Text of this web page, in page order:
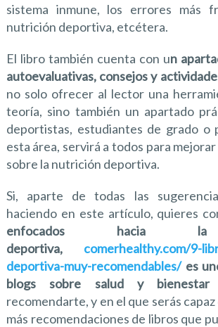
sistema inmune, los errores más
nutrición deportiva, etcétera.
El libro también cuenta con un
autoevaluativas, consejos y
no solo ofrecer al lector una
teoría, sino también un apartado
deportistas, estudiantes de grado o
esta área, servirá a todos para
sobre la nutrición deportiva.
Si, aparte de todas las
haciendo en este artículo, quieres
enfocados hacia la
deportiva, comerhealthy.com/9-
deportiva-muy-recomendables/es
blogs sobre salud y bienestar
recomendarte, y en el que serás
más recomendaciones de libros que